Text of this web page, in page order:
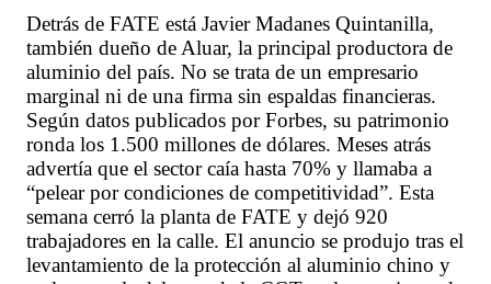
Detrás de FATE está Javier Madanes Quintanilla,
también dueño de Aluar, la principal productora de
aluminio del país. No se trata de un empresario
marginal ni de una firma sin espaldas financieras.
Según datos publicados por Forbes, su patrimonio
ronda los 1.500 millones de dólares. Meses atrás
advertía que el sector caía hasta 70% y llamaba a
“pelear por condiciones de competitividad”. Esta
semana cerró la planta de FATE y dejó 920
trabajadores en la calle. El anuncio se produjo tras el
levantamiento de la protección al aluminio chino y